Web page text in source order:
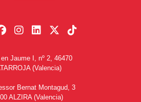
Jaume I, nº 2, 46470
(Valencia)
Bernat Montagud, 3
ALZIRA (Valencia)